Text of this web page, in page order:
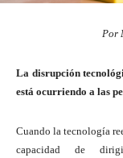
Por
La disrupción
está ocurriendo a las
Cuando la tecnología
capacidad de